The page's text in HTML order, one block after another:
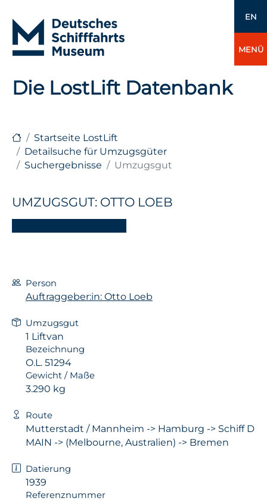
EN
MENÜ
Die LostLift Datenbank
Startseite LostLift
Detailsuche für Umzugsgüter
Suchergebnisse
Umzugsgut
UMZUGSGUT: OTTO LOEB
Person
Auftraggeber:in: Otto Loeb
Umzugsgut
1 Liftvan
Bezeichnung
O.L. 51294
Gewicht / Maße
3.290 kg
Route
Mutterstadt / Mannheim -> Hamburg -> Schiff D
MAIN -> (Melbourne, Australien) -> Bremen
Datierung
1939
Referenznummer